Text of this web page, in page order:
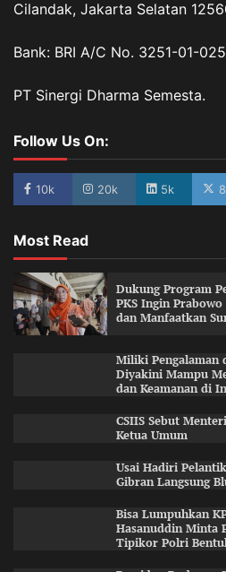
Cilandak, Jakarta Selatan
Bank: BRI A/C No. 3251-01-
PT Sinergi Dharma Semesta.
Follow Us On:
10k 20k 5k
Most Read
Dukung Program
PKS Ingin
dan Manfaatkan
Miliki Pengalaman
Diyakini Mampu
dan Keamanan di
CSIIS Sebut
Ketua Umum
Usai Hadiri
Gibran Langsung
Bisa Lumpuhkan
Hasanuddin Minta
Tipikor Polri